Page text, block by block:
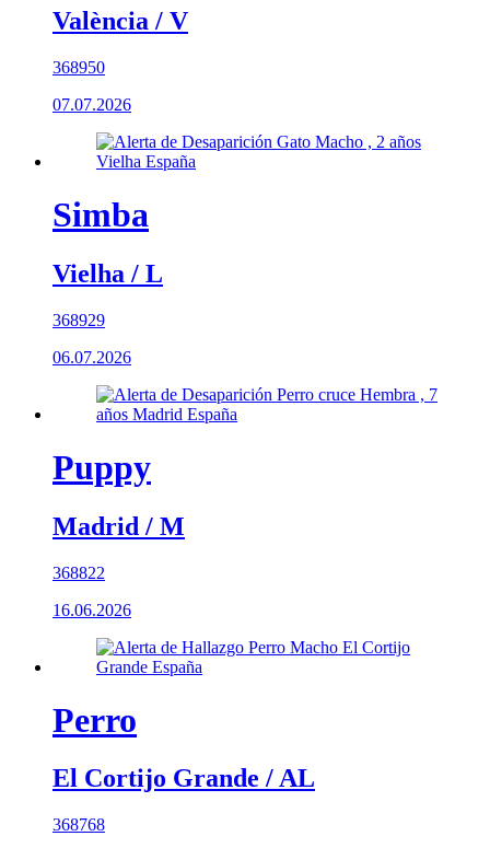
València / V
368950
07.07.2026
Simba
Vielha / L
368929
06.07.2026
Puppy
Madrid / M
368822
16.06.2026
Perro
El Cortijo Grande / AL
368768